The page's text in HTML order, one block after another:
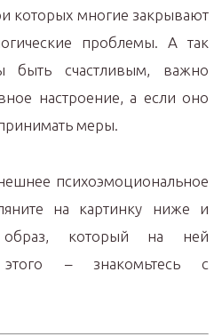
которых многие закрывают
проблемы. А так
быть счастливым, важно
настроение, а если оно
меры.
психоэмоциональное
на картинку ниже и
образ, который на ней
этого – знакомьтесь с